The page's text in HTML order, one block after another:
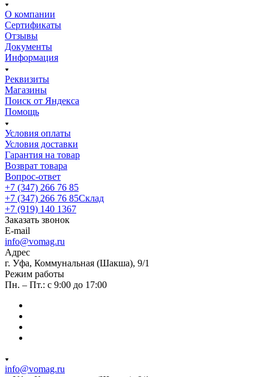
О компании
Сертификаты
Отзывы
Документы
Информация
Реквизиты
Магазины
Поиск от Яндекса
Помощь
Условия оплаты
Условия доставки
Гарантия на товар
Возврат товара
Вопрос-ответ
+7 (347) 266 76 85
+7 (347) 266 76 85Склад
+7 (919) 140 1367
Заказать звонок
E-mail
info@vomag.ru
Адрес
г. Уфа, Коммунальная (Шакша), 9/1
Режим работы
Пн. – Пт.: с 9:00 до 17:00
info@vomag.ru